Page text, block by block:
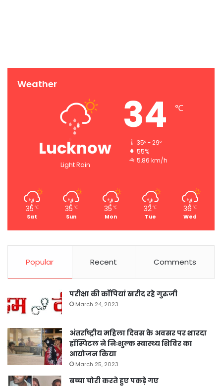
Weather
Lucknow
Light Rain
34 ℃
35º - 29º
55%
5.86 km/h
35 ℃
Sat
35 ℃
Sun
35 ℃
Mon
32℃
Tue
36 ℃
Wed
Popular Recent Comments
परीक्षा की कॉपियां खरीद रहे गुरुजी
March 24, 2023
अंतर्राष्ट्रीय महिला दिवस के अवसर पर शारदा
हॉस्पिटल ने निःशुल्क स्वास्थ्य शिविर का
आयोजन किया
March 25, 2023
बच्चा चोरी करते हुए पकड़े गए